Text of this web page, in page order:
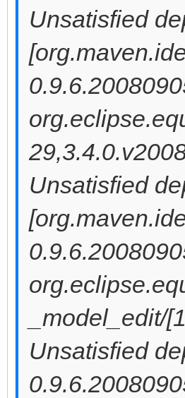
Unsatisfied
Unsatisfied
_model_edit/
Unsatisfied